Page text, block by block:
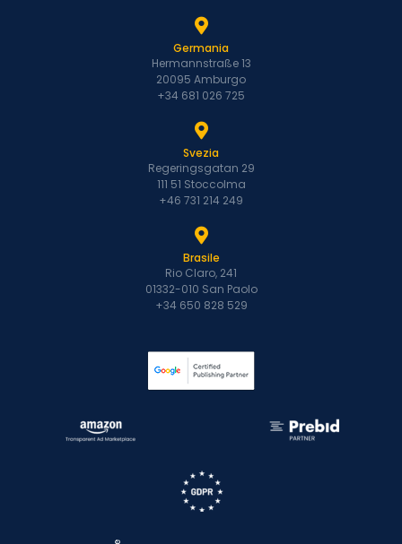
Germania
Hermannstraße 13
20095 Amburgo
+34 681 026 725
Svezia
Regeringsgatan 29
111 51 Stoccolma
+46 731 214 249
Brasile
Rio Claro, 241
01332-010 San Paolo
+34 650 828 529